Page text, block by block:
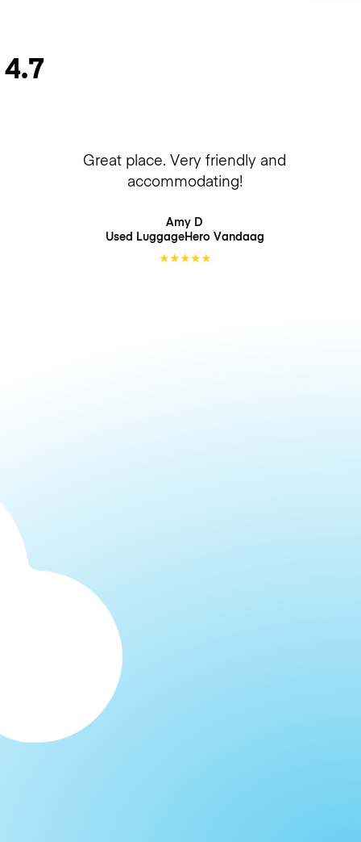
4.7
Great place. Very friendly and
accommodating!
Amy D
Used LuggageHero Vandaag
★★★★★